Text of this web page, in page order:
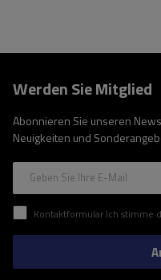
Werden Sie Mitglied
Abonnieren Sie unseren
Neuigkeiten und
Geben Sie Ihre E-Mail
Kontaktformular Ich stimme der Verarbeitung meiner im Kontaktformular